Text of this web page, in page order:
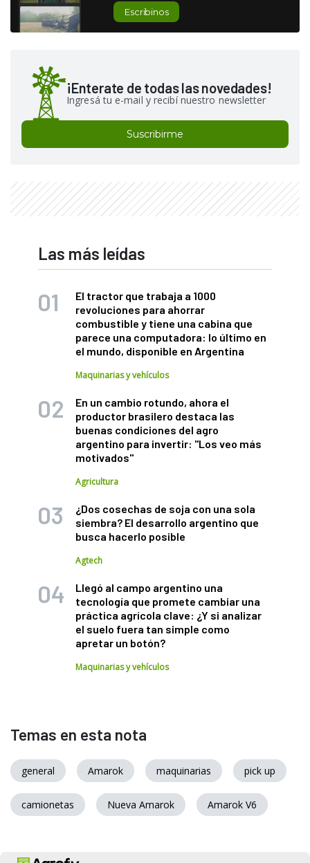
Escribinos
¡Enterate de todas las novedades!
Ingresá tu e-mail y recibí nuestro newsletter
Suscribirme
Las más leídas
El tractor que trabaja a 1000
revoluciones para ahorrar
combustible y tiene una cabina que
parece una computadora: lo último en
el mundo, disponible en Argentina
Maquinarias y vehículos
En un cambio rotundo, ahora el
productor brasilero destaca las
buenas condiciones del agro
argentino para invertir: "Los veo más
motivados"
Agricultura
¿Dos cosechas de soja con una sola
siembra? El desarrollo argentino que
busca hacerlo posible
Agtech
Llegó al campo argentino una
tecnología que promete cambiar una
práctica agrícola clave: ¿Y si analizar
el suelo fuera tan simple como
apretar un botón?
Maquinarias y vehículos
Temas en esta nota
general Amarok maquinarias pick up
camionetas Nueva Amarok Amarok V6